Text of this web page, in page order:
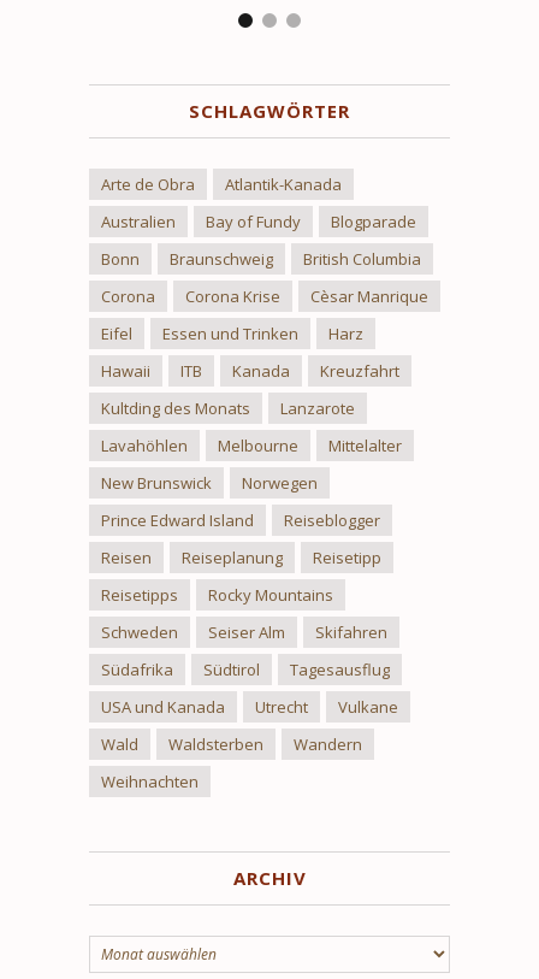
SCHLAGWÖRTER
Arte de Obra
Atlantik-Kanada
Australien
Bay of Fundy
Blogparade
Bonn
Braunschweig
British Columbia
Corona
Corona Krise
Cèsar Manrique
Eifel
Essen und Trinken
Harz
Hawaii
ITB Kanada
Kreuzfahrt
Kultding des Monats
Lanzarote
Lavahöhlen
Melbourne
Mittelalter
New Brunswick
Norwegen
Prince Edward Island
Reiseblogger
Reisen
Reiseplanung
Reisetipp
Reisetipps
Rocky Mountains
Schweden
Seiser Alm
Skifahren
Südafrika
Südtirol
Tagesausflug
USA und Kanada
Utrecht
Vulkane
Wald
Waldsterben
Wandern
Weihnachten
ARCHIV
Archiv